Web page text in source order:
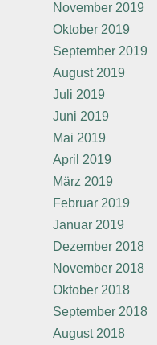
November 2019
Oktober 2019
September 2019
August 2019
Juli 2019
Juni 2019
Mai 2019
April 2019
März 2019
Februar 2019
Januar 2019
Dezember 2018
November 2018
Oktober 2018
September 2018
August 2018